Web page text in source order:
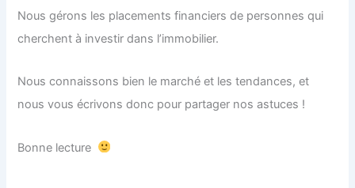
Nous gérons les placements financiers de personnes qui
cherchent à investir dans l’immobilier.
Nous connaissons bien le marché et les tendances, et
nous vous écrivons donc pour partager nos astuces !
Bonne lecture